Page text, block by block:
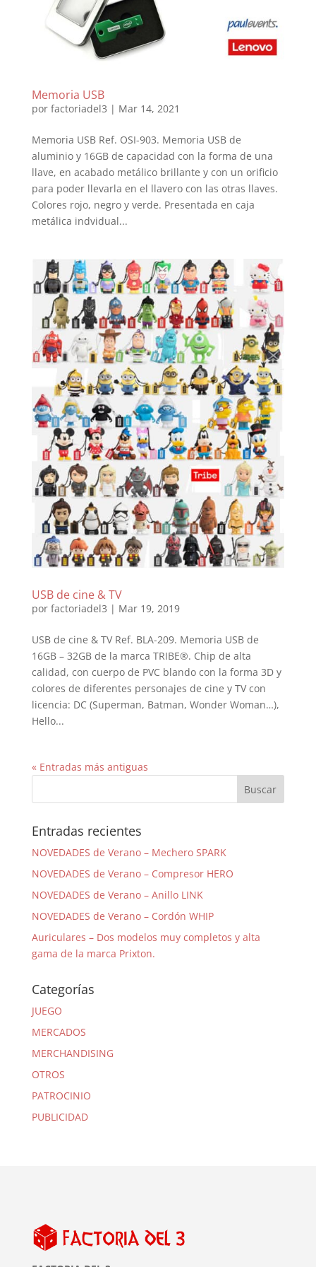
Memoria USB
por factoriadel3 | Mar 14, 2021
Memoria USB Ref. OSI-903. Memoria USB de
aluminio y 16GB de capacidad con la forma de una
llave, en acabado metálico brillante y con un orificio
para poder llevarla en el llavero con las otras llaves.
Colores rojo, negro y verde. Presentada en caja
metálica indvidual...
USB de cine & TV
por factoriadel3 | Mar 19, 2019
USB de cine & TV Ref. BLA-209. Memoria USB de
16GB – 32GB de la marca TRIBE®. Chip de alta
calidad, con cuerpo de PVC blando con la forma 3D y
colores de diferentes personajes de cine y TV con
licencia: DC (Superman, Batman, Wonder Woman…),
Hello...
« Entradas más antiguas
Entradas recientes
NOVEDADES de Verano – Mechero SPARK
NOVEDADES de Verano – Compresor HERO
NOVEDADES de Verano – Anillo LINK
NOVEDADES de Verano – Cordón WHIP
Auriculares – Dos modelos muy completos y alta
gama de la marca Prixton.
Categorías
JUEGO
MERCADOS
MERCHANDISING
OTROS
PATROCINIO
PUBLICIDAD